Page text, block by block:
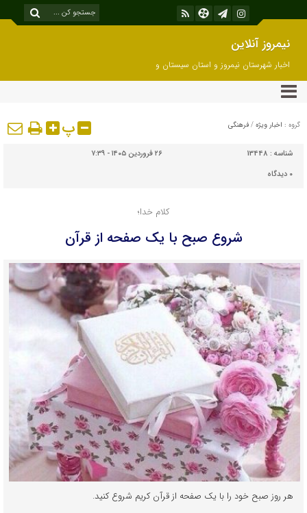
نیمروز آنلاین
اخبار شهرستان نیمروز و استان سیستان و
بلوچستان
گروه : اخبار ویژه / فرهنگی پ
شناسه : 13448
۲۶ فروردین ۱۴۰۵ - ۷:۳۹
۰ دیدگاه
کلام خدا؛
شروع صبح با یک صفحه از قرآن
هر روز صبح خود را با یک صفحه از قرآن کریم شروع کنید.